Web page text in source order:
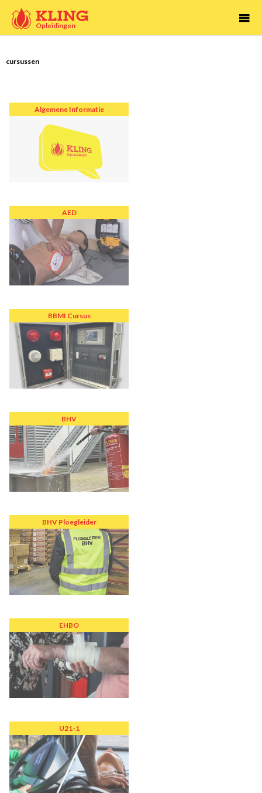
Opleidingen

cursussen
Algemene Informatie
AED
BBMI Cursus
BHV
BHV Ploegleider
EHBO
U21-1